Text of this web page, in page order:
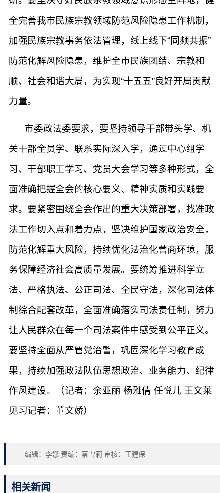
全完善我市民族宗教领域防范风险隐患工作机制，
加强民族宗教事务依法管理，线上线下“同频共振”
防范化解风险隐患，维护全市民族团结、宗教和
顺、社会和谐大局，为实现“十五五”良好开局贡献
力量。
市委政法委要求，要坚持领导干部带头学、机
关干部全员学、联系实际深入学，通过中心组学
习、干部职工学习、党员大会学习等多种形式，全
面准确把握全会的核心要义、精神实质和实践要
求。要紧密围绕全会作出的重大决策部署，找准政
法工作切入点和着力点，坚决维护国家政治安全，
防范化解重大风险，持续优化法治化营商环境，服
务保障经济社会高质量发展。要统筹推进科学立
法、严格执法、公正司法、全民守法，深化司法体
制综合配套改革，全面准确落实司法责任制，努力
让人民群众在每一个司法案件中感受到公平正义。
要坚持全面从严管党治警，巩固深化学习教育成
果，持续加强政法队伍思想政治、业务能力、纪律
作风建设。（记者：余亚丽 杨雅倩 任悦儿 王文莱
见习记者：董文娇）
编辑：李娜 责编：蔡雪莉 审核：王建保
相关新闻